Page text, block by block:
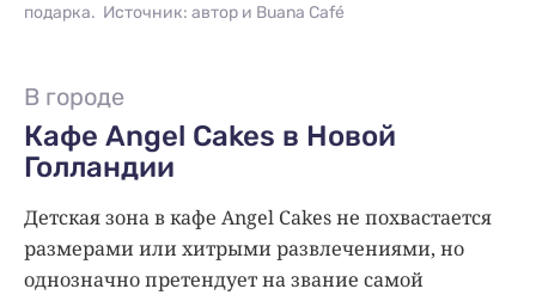
подарка. Источник: автор и Buana Café
В городе
Кафе Angel Сakes в Новой
Голландии
Детская зона в кафе Angel Cakes не похвастается
размерами или хитрыми развлечениями, но
однозначно претендует на звание самой